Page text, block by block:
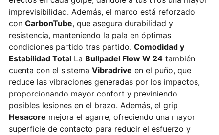
imprevisibilidad. Además, el marco está reforzado
con CarbonTube, que asegura durabilidad y
resistencia, manteniendo la pala en óptimas
condiciones partido tras partido. Comodidad y
Estabilidad TotalLa Bullpadel Flow W 24también
cuenta con el sistema Vibradrive en el puño, que
reduce las vibraciones generadas por los impactos,
proporcionando mayor confort y previniendo
posibles lesiones en el brazo. Además, el grip
Hesacore mejora el agarre, ofreciendo una mayor
superficie de contacto para reducir el esfuerzo y